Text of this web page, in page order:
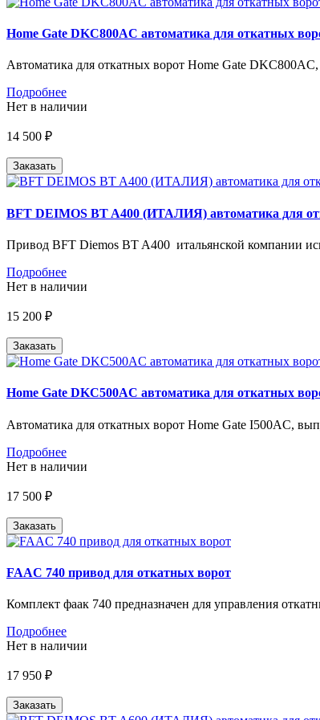
Home Gate DKC800AC автоматика для откатных
Автоматика для откатных ворот Home Gate
Подробнее
Нет в наличии
14 500 ₽
Заказать
BFT DEIMOS BT A400 (ИТАЛИЯ) автоматика для
Привод BFT Diemos BT A400 итальянской компании
Подробнее
Нет в наличии
15 200 ₽
Заказать
Home Gate DKC500AC автоматика для откатных
Автоматика для откатных ворот Home Gate I500AC,
Подробнее
Нет в наличии
17 500 ₽
Заказать
FAAC 740 привод для откатных ворот
Комплект фаак 740 предназначен для управления
Подробнее
Нет в наличии
17 950 ₽
Заказать